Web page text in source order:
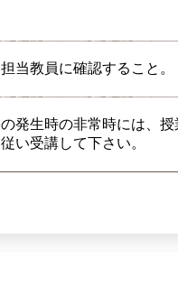
当教員に確認すること。
発生時の非常時には、
い受講して下さい。